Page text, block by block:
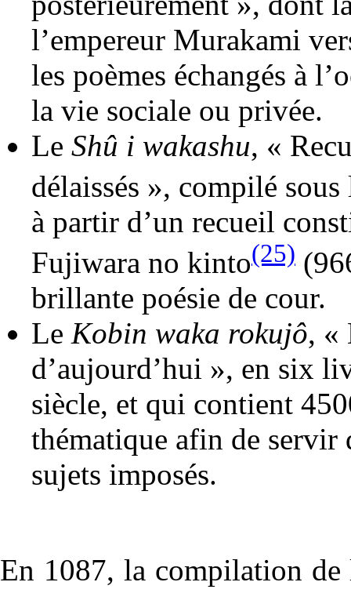
l’empereur Murakami
les poèmes échangés à
la vie sociale ou privée.
Le Shû i wakashu, «
délaissés », compilé
à partir d’un recueil
Fujiwara no kinto(25)
brillante poésie de cour.
Le Kobin waka rokujô, «
d’aujourd’hui », en six
siècle, et qui contient
thématique afin de servir
sujets imposés.
En 1087, la compilation